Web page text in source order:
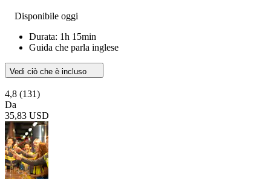
Disponibile oggi
Durata: 1h 15min
Guida che parla inglese
Vedi ciò che è incluso
4,8 (131)
Da
35,83 USD